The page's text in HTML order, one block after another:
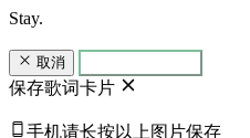
Stay.
取消
保存歌词卡片
手机请长按以上图片保存